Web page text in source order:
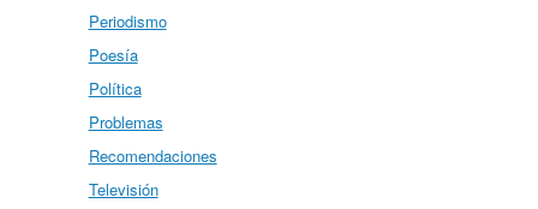
Periodismo
Poesía
Política
Problemas
Recomendaciones
Televisión